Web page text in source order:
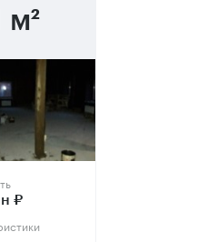
м²
₽